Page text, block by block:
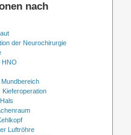
nach
der Neurochirurgie
HNO
Kieferoperation
Luftröhre